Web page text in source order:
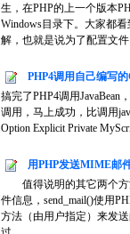
生，在PHP的上一个版本
Windows目录下。大家都
解，也就是说为了配置文
PHP4调用自己编写
搞完了PHP4调用
调用，马上成功，比调用
Option Explicit Private
用PHP发送MIME邮
值得说明的其它两个方法
件信息，send_mail()使用
方法（由用户指定）来发